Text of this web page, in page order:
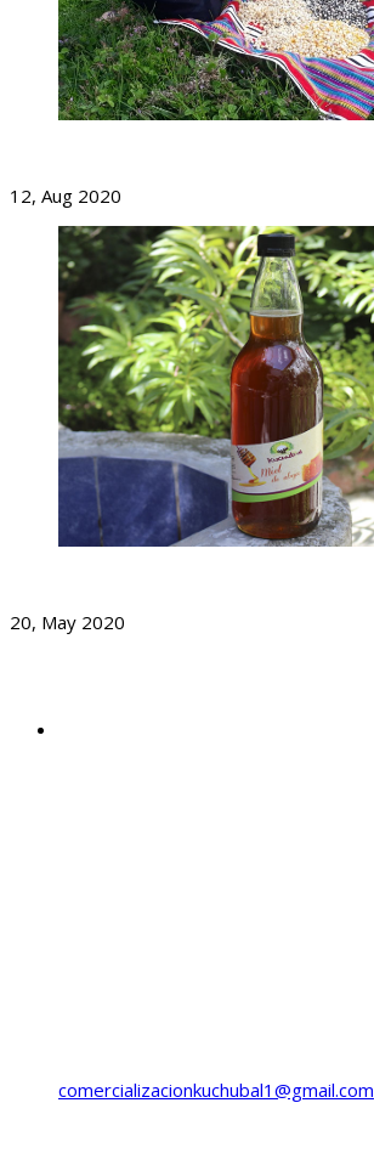
12, Aug 2020
20, May 2020
comercializacionkuchubal1@gmail.com